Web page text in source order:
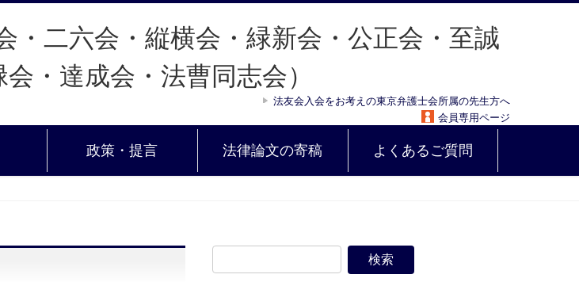
法友会入会をお考えの東京弁護士会所属の先生方へ
会員専用ページ
政策・提言 法律論文の寄稿 よくあるご質問